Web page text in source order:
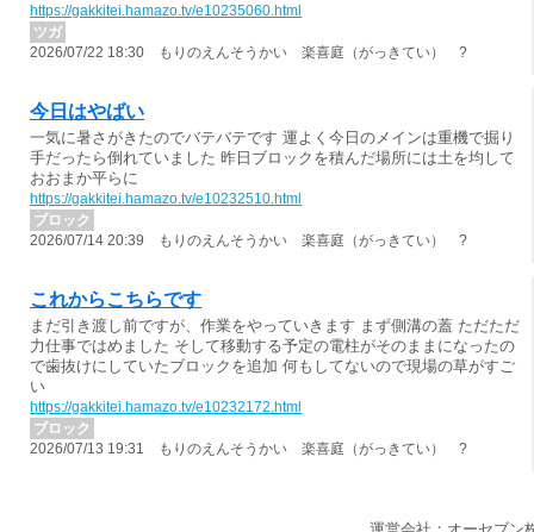
https://gakkitei.hamazo.tv/e10235060.html
ツガ
2026/07/22 18:30 もりのえんそうかい 楽喜庭（がっきてい） ?
今日はやばい
一気に暑さがきたのでバテバテです 運よく今日のメインは重機で掘り
手だったら倒れていました 昨日ブロックを積んだ場所には土を均して
おおまか平らに
https://gakkitei.hamazo.tv/e10232510.html
ブロック
2026/07/14 20:39 もりのえんそうかい 楽喜庭（がっきてい） ?
これからこちらです
まだ引き渡し前ですが、作業をやっていきます まず側溝の蓋 ただただ
力仕事ではめました そして移動する予定の電柱がそのままになったの
で歯抜けにしていたブロックを追加 何もしてないので現場の草がすご
い
https://gakkitei.hamazo.tv/e10232172.html
ブロック
2026/07/13 19:31 もりのえんそうかい 楽喜庭（がっきてい） ?